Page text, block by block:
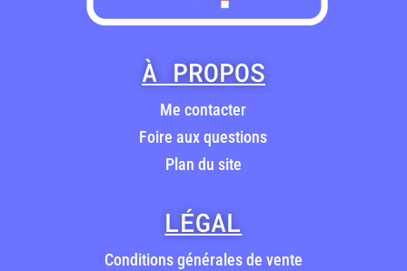
À PROPOS
Me contacter
Foire aux questions
Plan du site
LÉGAL
Conditions générales de vente